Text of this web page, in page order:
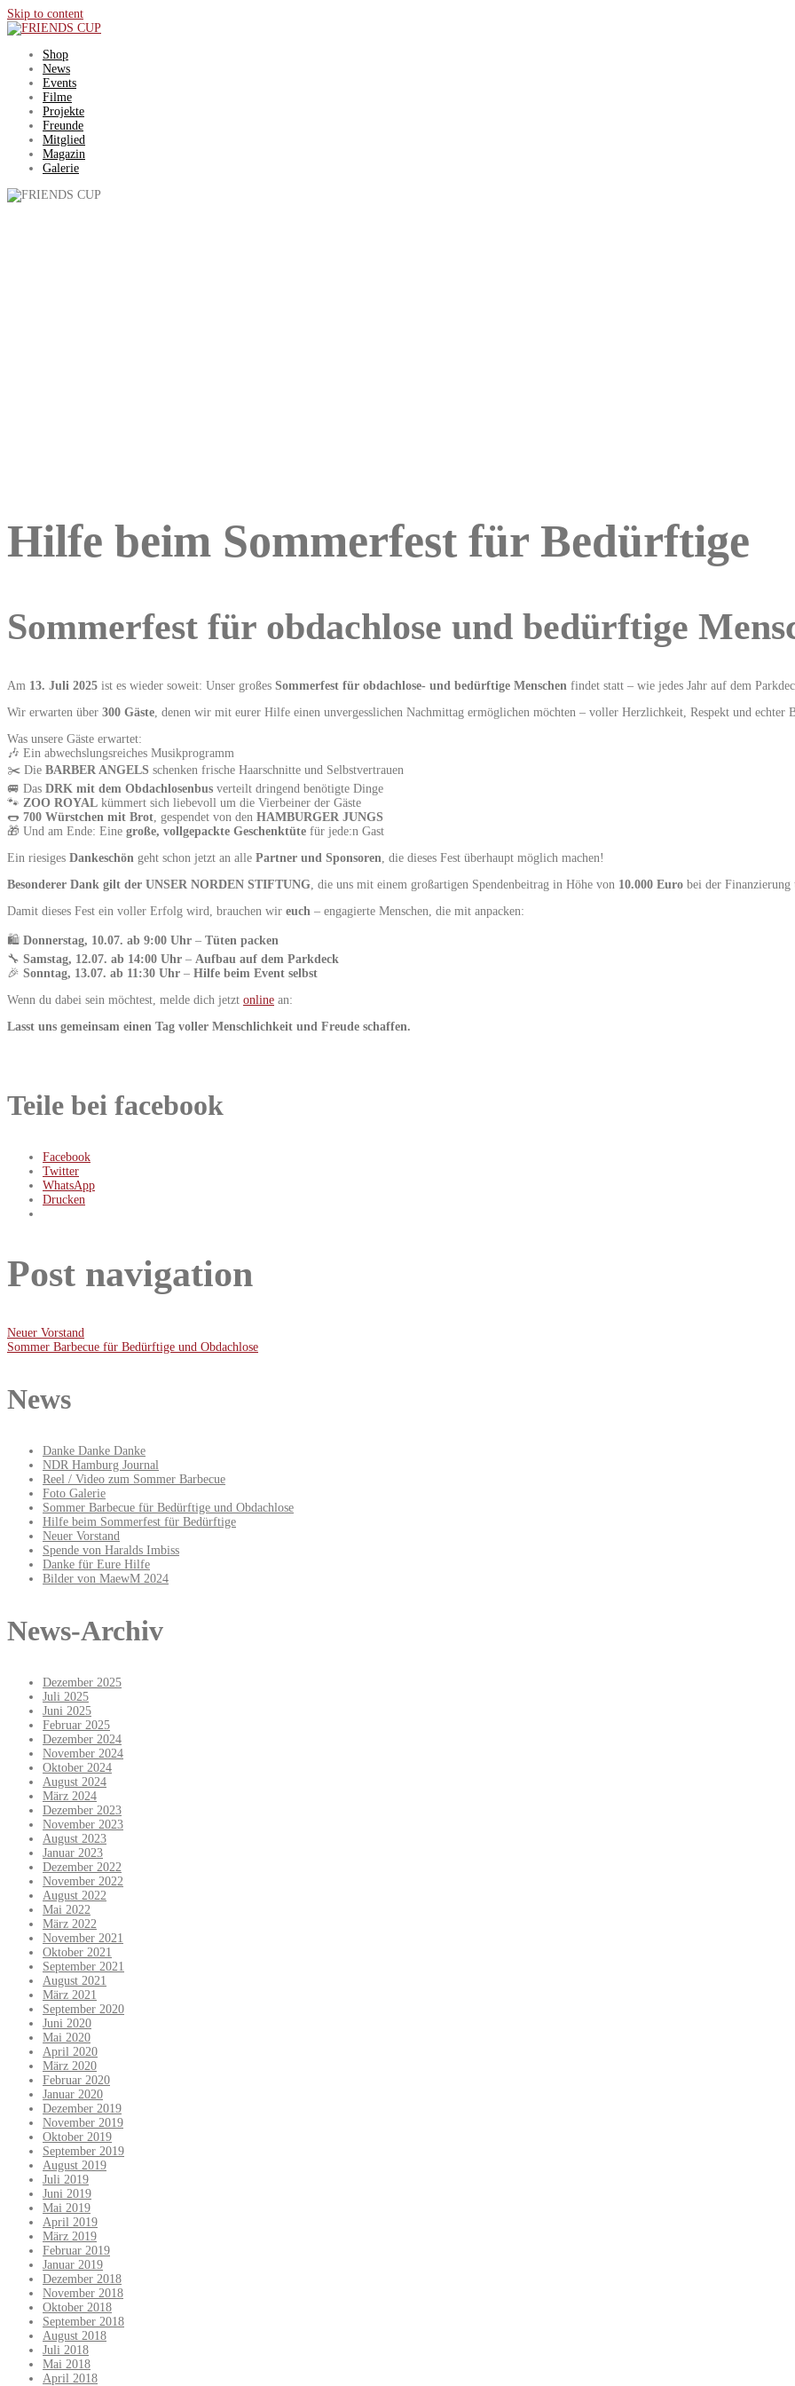
Skip to content
Shop
News
Events
Filme
Projekte
Freunde
Mitglied
Magazin
Galerie
Hilfe beim Sommerfest für Bedürftige
Sommerfest für obdachlose und bedürftige
Am 13. Juli 2025 ist es wieder soweit: Unser großes Sommerfest für obdachlose- und bedürftige Menschen findet statt – wie jedes Jahr auf dem
Wir erwarten über 300 Gäste, denen wir mit eurer Hilfe einen unvergesslichen Nachmittag ermöglichen möchten – voller Herzlichkeit, Respekt und echter
Was unsere Gäste erwartet:
🎶 Ein abwechslungsreiches Musikprogramm
✂️ Die BARBER ANGELS schenken frische Haarschnitte und Selbstvertrauen
🚐 Das DRK mit dem Obdachlosenbus verteilt dringend benötigte Dinge
🐾 ZOO ROYAL kümmert sich liebevoll um die Vierbeiner der Gäste
🌭 700 Würstchen mit Brot, gespendet von den HAMBURGER JUNGS
🎁 Und am Ende: Eine große, vollgepackte Geschenktüte für jede:n Gast
Ein riesiges Dankeschön geht schon jetzt an alle Partner und Sponsoren, die dieses Fest überhaupt möglich machen!
Besonderer Dank gilt der UNSER NORDEN STIFTUNG, die uns mit einem großartigen Spendenbeitrag in Höhe von 10.000 Euro bei der Finanzierung
Damit dieses Fest ein voller Erfolg wird, brauchen wir euch – engagierte Menschen, die mit anpacken:
🛍️ Donnerstag, 10.07. ab 9:00 Uhr – Tüten packen
🔧 Samstag, 12.07. ab 14:00 Uhr – Aufbau auf dem Parkdeck
🎉 Sonntag, 13.07. ab 11:30 Uhr – Hilfe beim Event selbst
Wenn du dabei sein möchtest, melde dich jetzt online an:
Lasst uns gemeinsam einen Tag voller Menschlichkeit und Freude schaffen.
Teile bei facebook
Facebook
Twitter
WhatsApp
Drucken
Post navigation
Neuer Vorstand
Sommer Barbecue für Bedürftige und Obdachlose
News
Danke Danke Danke
NDR Hamburg Journal
Reel / Video zum Sommer Barbecue
Foto Galerie
Sommer Barbecue für Bedürftige und Obdachlose
Hilfe beim Sommerfest für Bedürftige
Neuer Vorstand
Spende von Haralds Imbiss
Danke für Eure Hilfe
Bilder von MaewM 2024
News-Archiv
Dezember 2025
Juli 2025
Juni 2025
Februar 2025
Dezember 2024
November 2024
Oktober 2024
August 2024
März 2024
Dezember 2023
November 2023
August 2023
Januar 2023
Dezember 2022
November 2022
August 2022
Mai 2022
März 2022
November 2021
Oktober 2021
September 2021
August 2021
März 2021
September 2020
Juni 2020
Mai 2020
April 2020
März 2020
Februar 2020
Januar 2020
Dezember 2019
November 2019
Oktober 2019
September 2019
August 2019
Juli 2019
Juni 2019
Mai 2019
April 2019
März 2019
Februar 2019
Januar 2019
Dezember 2018
November 2018
Oktober 2018
September 2018
August 2018
Juli 2018
Mai 2018
April 2018